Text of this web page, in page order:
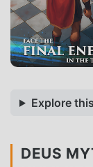
Explore
DEUS